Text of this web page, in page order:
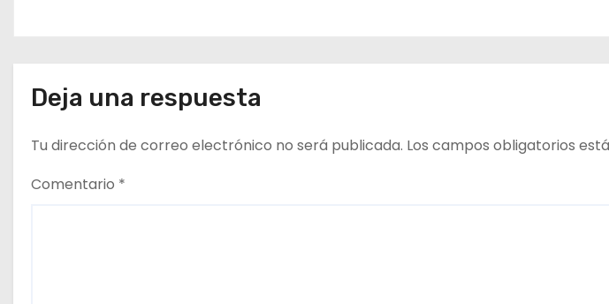
a
d
a
Deja una respuesta
Tu dirección de correo electrónico no será publicada. Los campos obligatorios
Comentario *